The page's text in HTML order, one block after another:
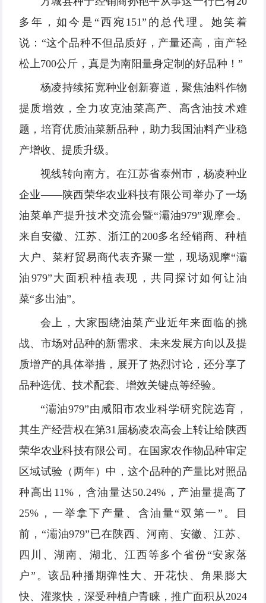
多年，如今是“西宛151”的总代理。她笑着
说：“这个品种不但品质好，产量还高，亩产轻
松上700公斤，真是为南阳量身定制的好品种！”
杨凌持续拓宽种业创新赛道，聚焦油料作物
提质增效，全力攻克油菜高产、高含油技术难
题，培育优质油菜新品种，助力我国油料产业稳
产增收、提质升级。
视线转向南方。在江苏省泰州市，杨凌种业
企业——陕西荣华农业科技有限公司举办了一场
油菜单产提升技术交流会暨“灞油979”观摩会。
来自安徽、江苏、浙江的200多名经销商、种植
大户、菜籽贸易商代表齐聚一堂，现场观摩“灞
油979”大面积种植表现，共同探讨如何让油
菜“多出油”。
会上，大家围绕油菜产业近年来面临的挑
战、市场对品种的新需求、未来发展方向以及提
质增产的具体举措，展开了热烈讨论，还分享了
品种选优、技术配套、增效关键点等经验。
“灞油979”由咸阳市农业科学研究院选育，
其生产经营权在第31届杨凌农高会上转让给陕西
荣华农业科技有限公司。在国家农作物品种审定
区域试验（两年）中，这个品种的产量比对照品
种高出11%，含油量达50.24%，产油量提高了
25%，一举拿下产量、含油量“双第一”。目
前，“灞油979”已在陕西、河南、安徽、江苏、
四川、湖南、湖北、江西等多个省份“安家落
户”。该品种播期弹性大、开花快、角果膨大
快、灌浆快，深受种植户青睐，推广面积从2024